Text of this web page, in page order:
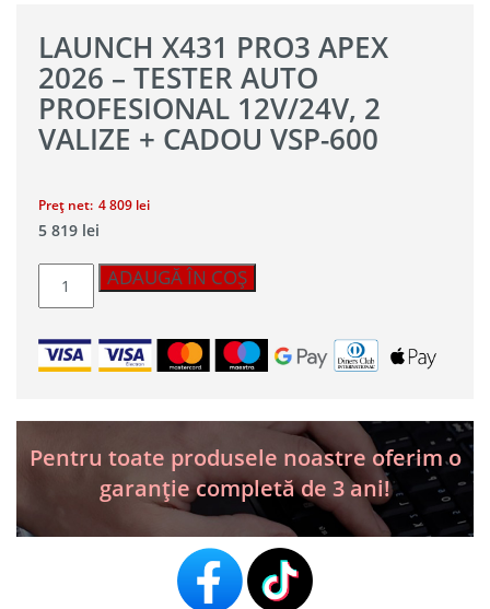
LAUNCH X431 PRO3 APEX
2026 – TESTER AUTO
PROFESIONAL 12V/24V, 2
VALIZE + CADOU VSP-600
Preț net: 4 809 lei
5 819 lei
Cantitate
Launch
Pro3
APEX
Tester
auto
profesional
12V/24V,
valize
ADAUGĂ ÎN COȘ
Pentru toate produsele noastre oferim o
garanție completă de 3 ani!